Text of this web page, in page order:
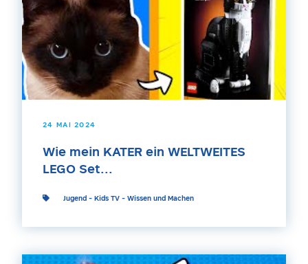
24 MAI 2024
Wie mein KATER ein WELTWEITES
LEGO Set...
Jugend - Kids TV - Wissen und Machen